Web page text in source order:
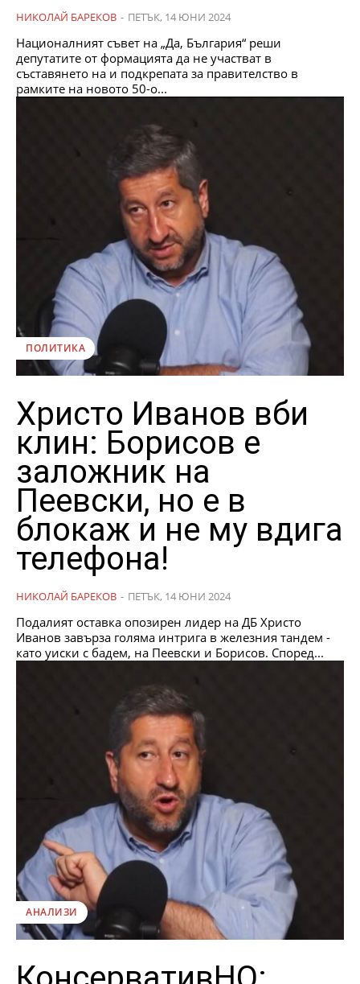
НИКОЛАЙ БАРЕКОВ - ПЕТЪК, 14 ЮНИ 2024
Националният съвет на „Да, България“ реши
депутатите от формацията да не участват в
съставянето на и подкрепата за правителство в
рамките на новото 50-о...
ПОЛИТИКА
Христо Иванов вби
клин: Борисов е
заложник на
Пеевски, но е в
блокаж и не му вдига
телефона!
НИКОЛАЙ БАРЕКОВ - ПЕТЪК, 14 ЮНИ 2024
Подалият оставка опозирен лидер на ДБ Христо
Иванов завърза голяма интрига в железния тандем -
като уиски с бадем, на Пеевски и Борисов. Според...
АНАЛИЗИ